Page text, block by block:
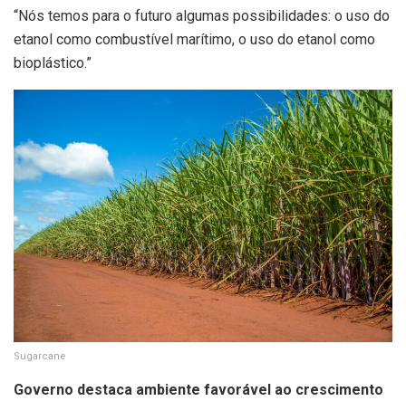
“Nós temos para o futuro algumas possibilidades: o uso do
etanol como combustível marítimo, o uso do etanol como
bioplástico.”
Sugarcane
Governo destaca ambiente favorável ao crescimento